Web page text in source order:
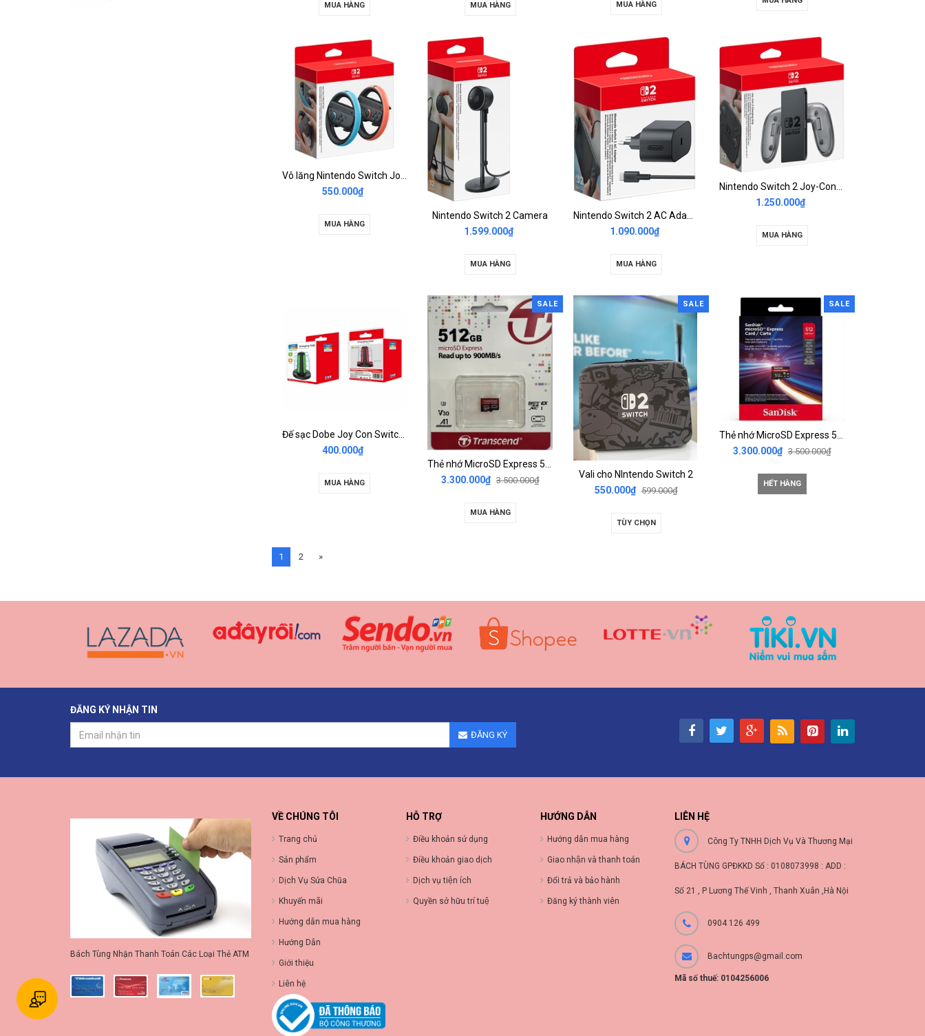
MUA HÀNG MUA HÀNG MUA HÀNG
550.000₫
MUA HÀNG
Nintendo Switch 2 Camera
1.599.000₫
MUA HÀNG
1.090.000₫
MUA HÀNG
1.250.000₫
MUA HÀNG
Đế sạc Dobe Joy Con Switch 2 Dobe
400.000₫
MUA HÀNG
SALE
3.300.000₫ 3.500.000₫
MUA HÀNG
SALE
Vali cho NIntendo Switch 2
550.000₫ 599.000₫
TÙY CHỌN
SALE
Thẻ nhớ MicroSD Express 512GB cho Nintendo Switch 2 SanDisk
3.300.000₫ 3.500.000₫
HẾT HÀNG
1 2 »
ĐĂNG KÝ NHẬN TIN
ĐĂNG KÝ
Bách Tùng Nhận Thanh Toán Các Loại Thẻ ATM
VỀ CHÚNG TÔI
Trang chủ
Sản phẩm
Dịch Vụ Sửa Chũa
Khuyến mãi
Hướng dẫn mua hàng
Hướng Dẫn
Giới thiệu
Liên hệ
HỖ TRỢ
Điều khoản sử dụng
Điều khoản giao dịch
Dịch vụ tiện ích
Quyền sở hữu trí tuệ
HƯỚNG DẪN
Hướng dẫn mua hàng
Giao nhận và thanh toán
Đổi trả và bảo hành
Đăng ký thành viên
LIÊN HỆ
Công Ty TNHH Dịch Vụ Và Thương Mại
BÁCH TÙNG GPĐKKD Số : 0108073998 : ADD :
Số 21 , P Lương Thế Vinh , Thanh Xuân ,Hà Nội
0904 126 499
Bachtungps@gmail.com
Mã số thuế: 0104256006